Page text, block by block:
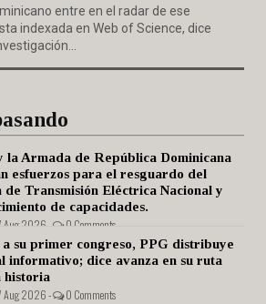
entre en el radar de ese
indexada en Web of Science, dice
la Armada de República Dominicana
esfuerzos para el resguardo del
de Transmisión Eléctrica Nacional y
de capacidades.
Aug 2026 - 0 Comments
su primer congreso, PPG distribuye
informativo; dice avanza en su ruta
historia
Aug 2026 - 0 Comments